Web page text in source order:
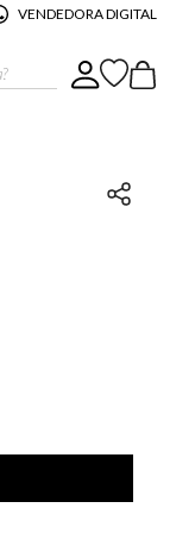
VENDEDORA DIGITAL